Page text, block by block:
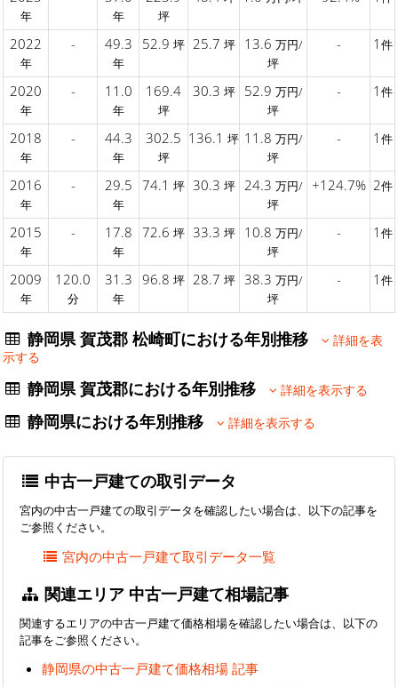
年 年 坪
2022
年
- 49.3
年
52.9 坪 25.7 坪 13.6 万円/
坪
- 1 件
2020
年
- 11.0
年
169.4
坪
30.3 坪 52.9 万円/
坪
- 1 件
2018
年
- 44.3
年
302.5
坪
136.1 坪 11.8 万円/
坪
- 1 件
2016
年
- 29.5
年
74.1 坪 30.3 坪 24.3 万円/
坪
+124.7% 2件
2015
年
- 17.8
年
72.6 坪 33.3 坪 10.8 万円/
坪
- 1 件
2009
年
120.0
分
31.3
年
96.8 坪 28.7 坪 38.3 万円/
坪
- 1 件
静岡県 賀茂郡 松崎町における年別推移
詳細を表
示する
静岡県 賀茂郡における年別推移 詳細を表示する
静岡県における年別推移 詳細を表示する
中古一戸建ての取引データ
宮内の中古一戸建ての取引データを確認したい場合は、以下の記事を
ご参照ください。
宮内の中古一戸建て取引データ一覧
関連エリア 中古一戸建て相場記事
関連するエリアの中古一戸建て価格相場を確認したい場合は、以下の
記事をご参照ください。
静岡県の中古一戸建て価格相場 記事